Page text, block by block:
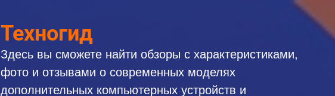
Техногид
Здесь вы сможете найти обзоры с характеристиками,
фото и отзывами о современных моделях
дополнительных компьютерных устройств и